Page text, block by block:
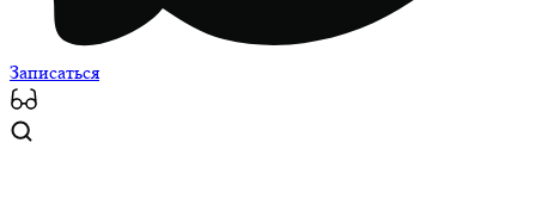
Записаться